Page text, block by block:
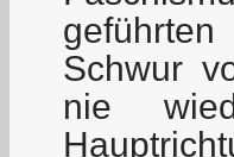
Schwur
nie